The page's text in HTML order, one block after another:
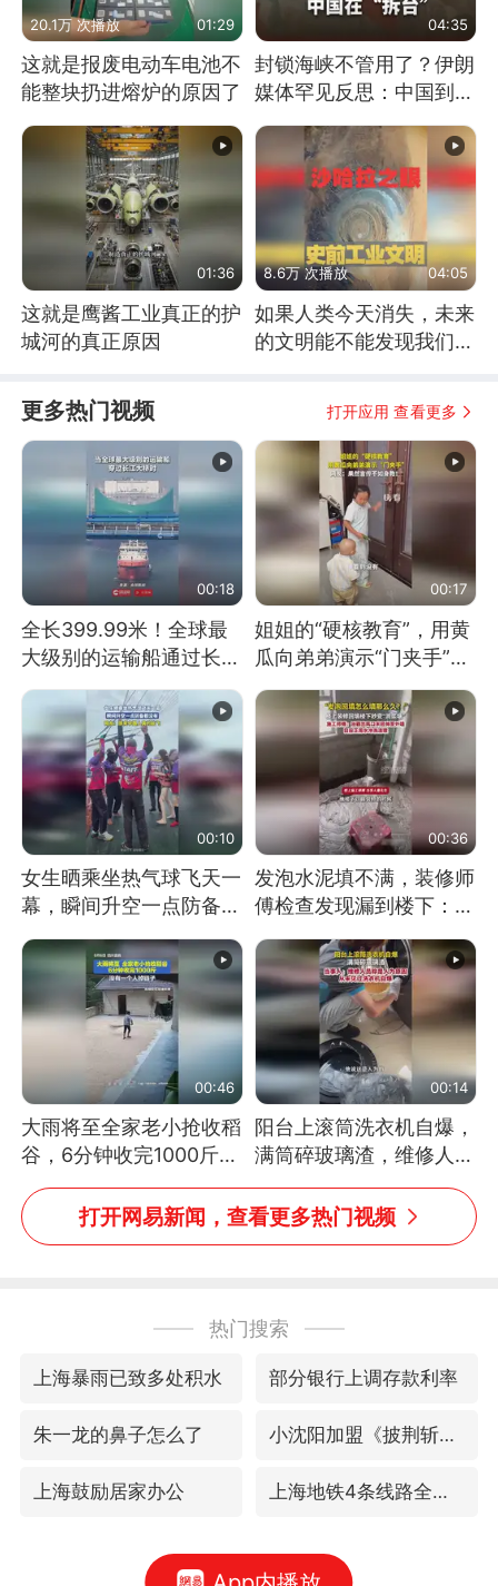
20.1万 次播放 01:29
这就是报废电动车电池不
能整块扔进熔炉的原因了
04:35
封锁海峡不管用了？伊朗
媒体罕见反思：中国到底
01:36
这就是鹰酱工业真正的护
城河的真正原因
8.6万 次播放 04:05
如果人类今天消失，未来
的文明能不能发现我们存
更多热门视频 打开应用 查看更多
00:18
全长399.99米！全球最
大级别的运输船通过长江
大桥这一幕，太震撼了！
00:17
姐姐的“硬核教育”，用黄
瓜向弟弟演示“门夹手”，
网友：果然言传不如身
教！
00:10
女生晒乘坐热气球飞天一
幕，瞬间升空一点防备都
没有
00:36
发泡水泥填不满，装修师
傅检查发现漏到楼下：出
风口未延伸到外墙
00:46
大雨将至全家老小抢收稻
谷，6分钟收完1000斤，
没有一个人掉链子
00:14
阳台上滚筒洗衣机自爆，
满筒碎玻璃渣，维修人员
称是人为原因，从未见过
洗衣机自爆
打开网易新闻，查看更多热门视频
热门搜索
上海暴雨已致多处积水 部分银行上调存款利率
朱一龙的鼻子怎么了 小沈阳加盟《披荆斩棘》
上海鼓励居家办公 上海地铁4条线路全线停运